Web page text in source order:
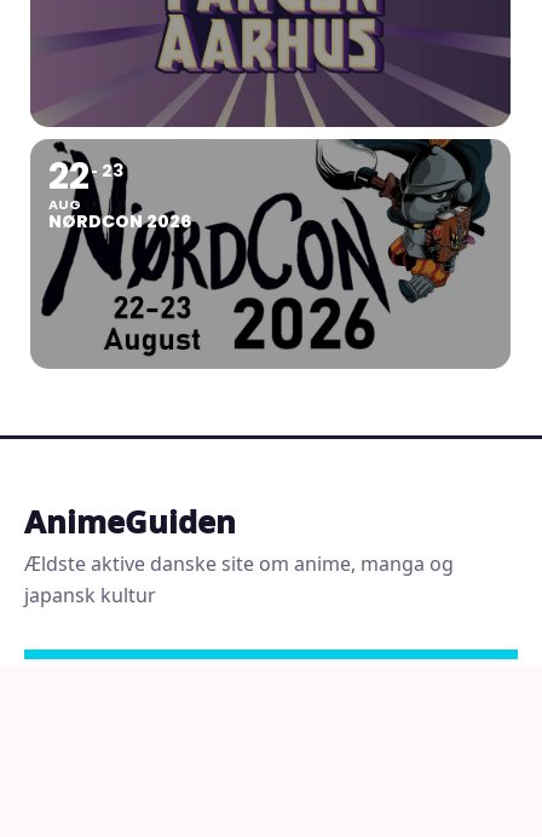
22
AUG
23
NØRDCON 2026
AnimeGuiden
Ældste aktive danske site om anime, manga og
japansk kultur